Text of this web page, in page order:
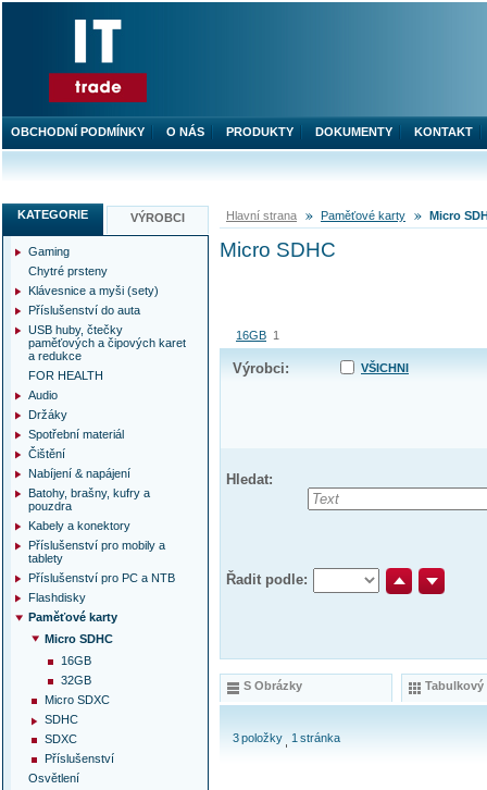
Hlavní strana Paměťové karty Micro
Micro SDHC
16GB 1
Výrobci: VŠICHNI
Hledat:
Řadit podle:
S Obrázky Tabulkový
3položky 1 stránka
KATEGORIE VÝROBCI
Gaming
Chytré prsteny
Klávesnice a myši (sety)
Příslušenství do auta
USB huby, čtečky
paměťových a čipových karet
a redukce
FOR HEALTH
Audio
Držáky
Spotřební materiál
Čištění
Nabíjení & napájení
Batohy, brašny, kufry a
pouzdra
Kabely a konektory
Příslušenství pro mobily a
tablety
Příslušenství pro PC a NTB
Flashdisky
Paměťové karty
Micro SDHC
16GB
32GB
Micro SDXC
SDHC
SDXC
Příslušenství
Osvětlení
OBCHODNÍ PODMÍNKY O NÁS PRODUKTY DOKUMENTY KONTAKT